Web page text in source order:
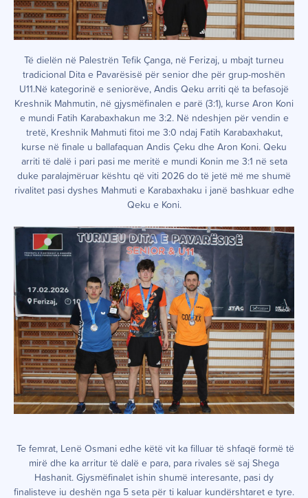
Të dielën në Palestrën Tefik Çanga, në Ferizaj, u mbajt turneu
tradicional Dita e Pavarësisë për senior dhe për grup-moshën
U11.Në kategorinë e seniorëve, Andis Qeku arriti që ta befasojë
Kreshnik Mahmutin, në gjysmëfinalen e parë (3:1), kurse Aron Koni
e mundi Fatih Karabaxhakun me 3:2. Në ndeshjen për vendin e
tretë, Kreshnik Mahmuti fitoi me 3:0 ndaj Fatih Karabaxhakut,
kurse në finale u ballafaquan Andis Çeku dhe Aron Koni. Qeku
arriti të dalë i pari pasi me meritë e mundi Konin me 3:1 në seta
duke paralajmëruar kështu që viti 2026 do të jetë më me shumë
rivalitet pasi dyshes Mahmuti e Karabaxhaku i janë bashkuar edhe
Qeku e Koni.
Te femrat, Lenë Osmani edhe këtë vit ka filluar të shfaqë formë të
mirë dhe ka arritur të dalë e para, para rivales së saj Shega
Hashanit. Gjysmëfinalet ishin shumë interesante, pasi dy
finalisteve iu deshën nga 5 seta për ti kaluar kundërshtaret e tyre.